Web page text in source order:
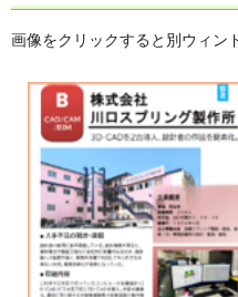
画像をクリックすると別ウィン